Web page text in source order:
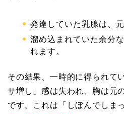
発達していた乳腺は、
溜め込まれていた余分
れます。
その結果、一時的に得られて
サ増し」感は失われ、胸は元
です。これは「しぼんでしま